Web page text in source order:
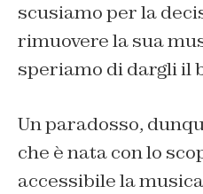
scusiamo per la
rimuovere la sua
speriamo di dargli il
Un paradosso,
che è nata con lo
accessibile la